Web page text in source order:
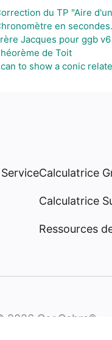
du TP "Aire
en secondes.
Jacques pour ggb
de Toit
to show a conic
Calculatrice
Calculatrice
Ressources
2026 GeoGebra®